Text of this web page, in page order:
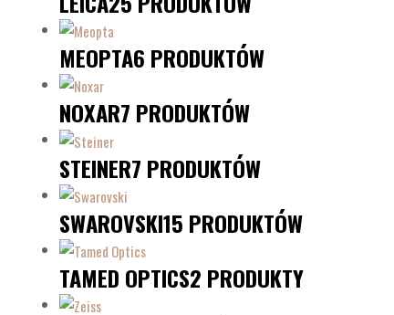
MEOPTA6 PRODUKTÓW
NOXAR7 PRODUKTÓW
STEINER7 PRODUKTÓW
SWAROVSKI15 PRODUKTÓW
TAMED OPTICS2 PRODUKTY